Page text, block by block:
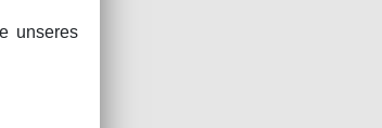
unseres